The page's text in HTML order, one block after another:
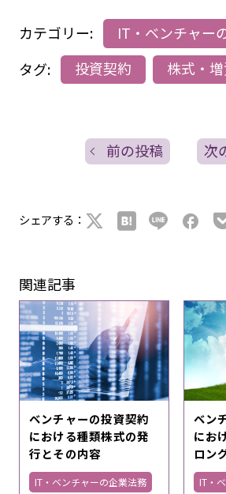
カテゴリー:
IT・ベンチャー
タグ:
投資契約 株式・
前の投稿 次
シェアする：
関連記事
ベンチャーの投資契約
における種類株式の発
行とその内容
IT・ベンチャーの企業法務
ベン
にお
ロン
IT・